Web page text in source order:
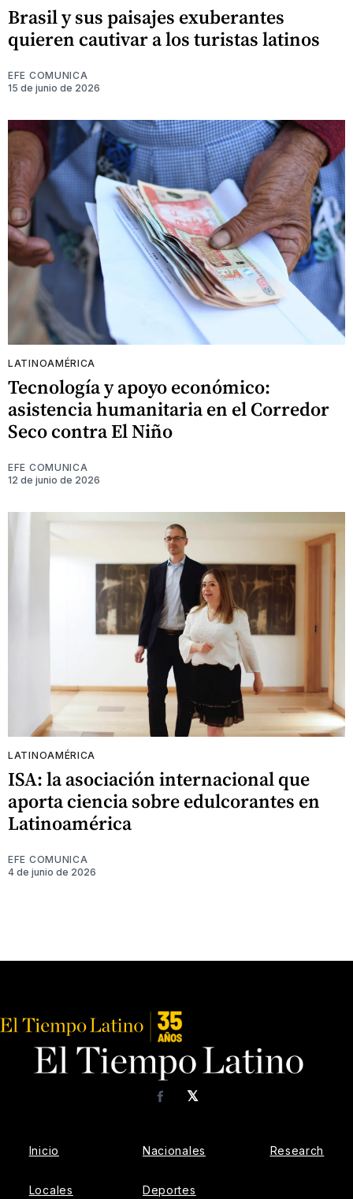
Brasil y sus paisajes exuberantes
quieren cautivar a los turistas latinos
EFE COMUNICA
15 de junio de 2026
LATINOAMÉRICA
Tecnología y apoyo económico:
asistencia humanitaria en el Corredor
Seco contra El Niño
EFE COMUNICA
12 de junio de 2026
LATINOAMÉRICA
ISA: la asociación internacional que
aporta ciencia sobre edulcorantes en
Latinoamérica
EFE COMUNICA
4 de junio de 2026
𝕏
Facebook
Inicio
Locales
Nacionales
Deportes
Research